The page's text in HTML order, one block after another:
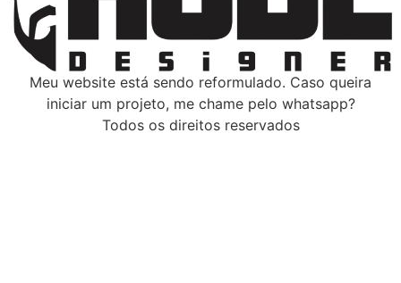
Meu website está sendo reformulado. Caso queira
iniciar um projeto, me chame pelo whatsapp?
Todos os direitos reservados